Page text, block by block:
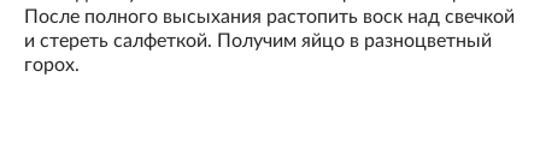
После полного высыхания растопить воск над свечкой
и стереть салфеткой. Получим яйцо в разноцветный
горох.